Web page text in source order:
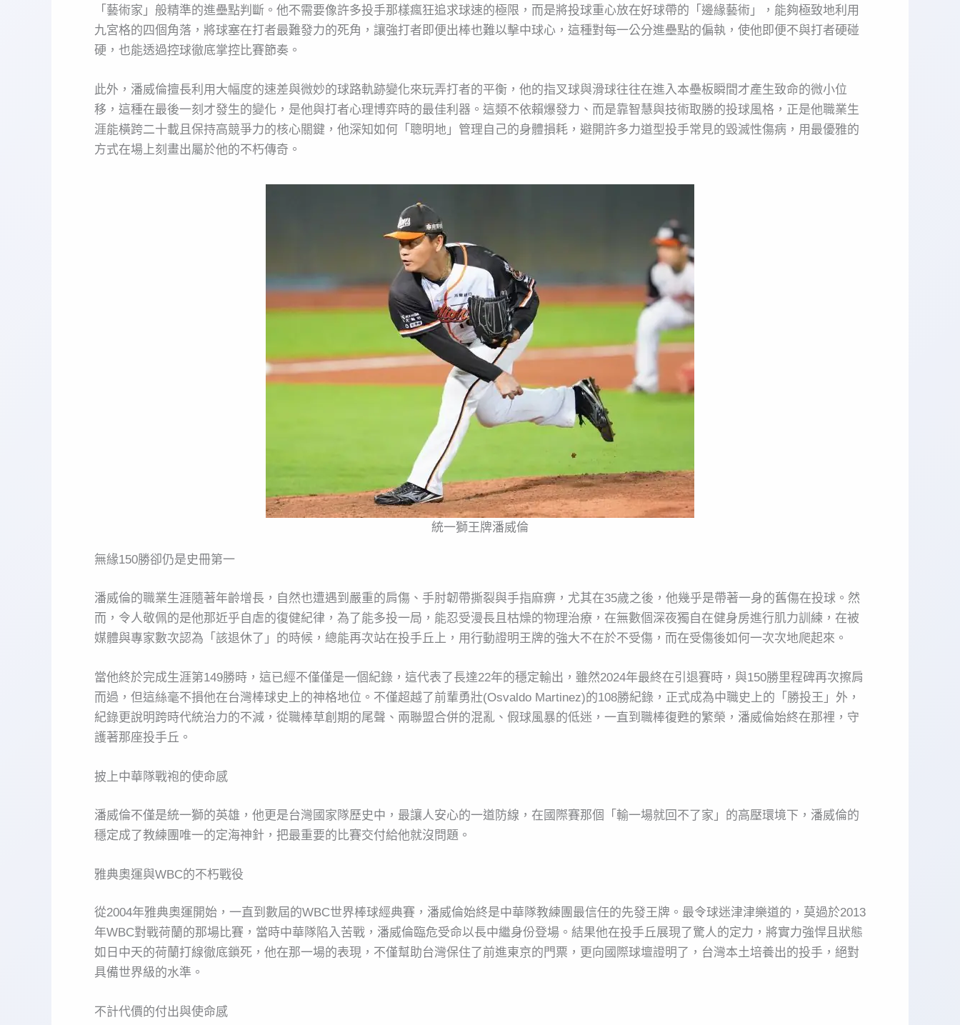
「藝術家」般精準的進壘點判斷。他不需要像許多投手那樣瘋狂追求球速的極限，而是將投球重心放在好球帶的「邊緣藝術」，能夠極致地利用
九宮格的四個角落，將球塞在打者最難發力的死角，讓強打者即便出棒也難以擊中球心，這種對每一公分進壘點的偏執，使他即便不與打者硬碰
硬，也能透過控球徹底掌控比賽節奏。
此外，潘威倫擅長利用大幅度的速差與微妙的球路軌跡變化來玩弄打者的平衡，他的指叉球與滑球往往在進入本壘板瞬間才產生致命的微小位
移，這種在最後一刻才發生的變化，是他與打者心理博弈時的最佳利器。這類不依賴爆發力、而是靠智慧與技術取勝的投球風格，正是他職業生
涯能橫跨二十載且保持高競爭力的核心關鍵，他深知如何「聰明地」管理自己的身體損耗，避開許多力道型投手常見的毀滅性傷病，用最優雅的
方式在場上刻畫出屬於他的不朽傳奇。
統一獅王牌潘威倫
無緣150勝卻仍是史冊第一
潘威倫的職業生涯隨著年齡增長，自然也遭遇到嚴重的肩傷、手肘韌帶撕裂與手指麻痹，尤其在35歲之後，他幾乎是帶著一身的舊傷在投球。然
而，令人敬佩的是他那近乎自虐的復健紀律，為了能多投一局，能忍受漫長且枯燥的物理治療，在無數個深夜獨自在健身房進行肌力訓練，在被
媒體與專家數次認為「該退休了」的時候，總能再次站在投手丘上，用行動證明王牌的強大不在於不受傷，而在受傷後如何一次次地爬起來。
當他終於完成生涯第149勝時，這已經不僅僅是一個紀錄，這代表了長達22年的穩定輸出，雖然2024年最終在引退賽時，與150勝里程碑再次擦肩
而過，但這絲毫不損他在台灣棒球史上的神格地位。不僅超越了前輩勇壯(Osvaldo Martinez)的108勝紀錄，正式成為中職史上的「勝投王」外，
紀錄更說明跨時代統治力的不減，從職棒草創期的尾聲、兩聯盟合併的混亂、假球風暴的低迷，一直到職棒復甦的繁榮，潘威倫始終在那裡，守
護著那座投手丘。
披上中華隊戰袍的使命感
潘威倫不僅是統一獅的英雄，他更是台灣國家隊歷史中，最讓人安心的一道防線，在國際賽那個「輸一場就回不了家」的高壓環境下，潘威倫的
穩定成了教練團唯一的定海神針，把最重要的比賽交付給他就沒問題。
雅典奧運與WBC的不朽戰役
從2004年雅典奧運開始，一直到數屆的WBC世界棒球經典賽，潘威倫始終是中華隊教練團最信任的先發王牌。最令球迷津津樂道的，莫過於2013
年WBC對戰荷蘭的那場比賽，當時中華隊陷入苦戰，潘威倫臨危受命以長中繼身份登場。結果他在投手丘展現了驚人的定力，將實力強悍且狀態
如日中天的荷蘭打線徹底鎖死，他在那一場的表現，不僅幫助台灣保住了前進東京的門票，更向國際球壇證明了，台灣本土培養出的投手，絕對
具備世界級的水準。
不計代價的付出與使命感